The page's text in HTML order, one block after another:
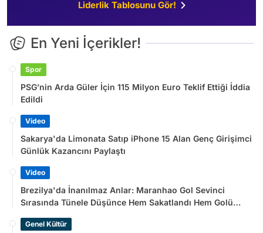
Liderlik Tablosunu Gör!
En Yeni İçerikler!
Spor
PSG’nin Arda Güler İçin 115 Milyon Euro Teklif Ettiği İddia
Edildi
Video
Sakarya'da Limonata Satıp iPhone 15 Alan Genç Girişimci
Günlük Kazancını Paylaştı
Video
Brezilya'da İnanılmaz Anlar: Maranhao Gol Sevinci
Sırasında Tünele Düşünce Hem Sakatlandı Hem Golü
Genel Kültür